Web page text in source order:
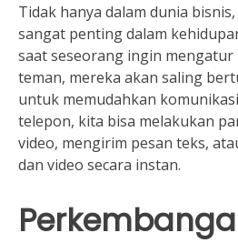
Tidak hanya dalam dunia
sangat penting dalam
saat seseorang ingin
teman, mereka akan saling
untuk memudahkan
telepon, kita bisa melakukan
video, mengirim pesan teks,
dan video secara instan.